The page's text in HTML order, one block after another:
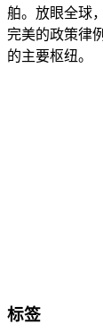
舶。放眼全球
完美的政策律
的主要枢纽。
标签